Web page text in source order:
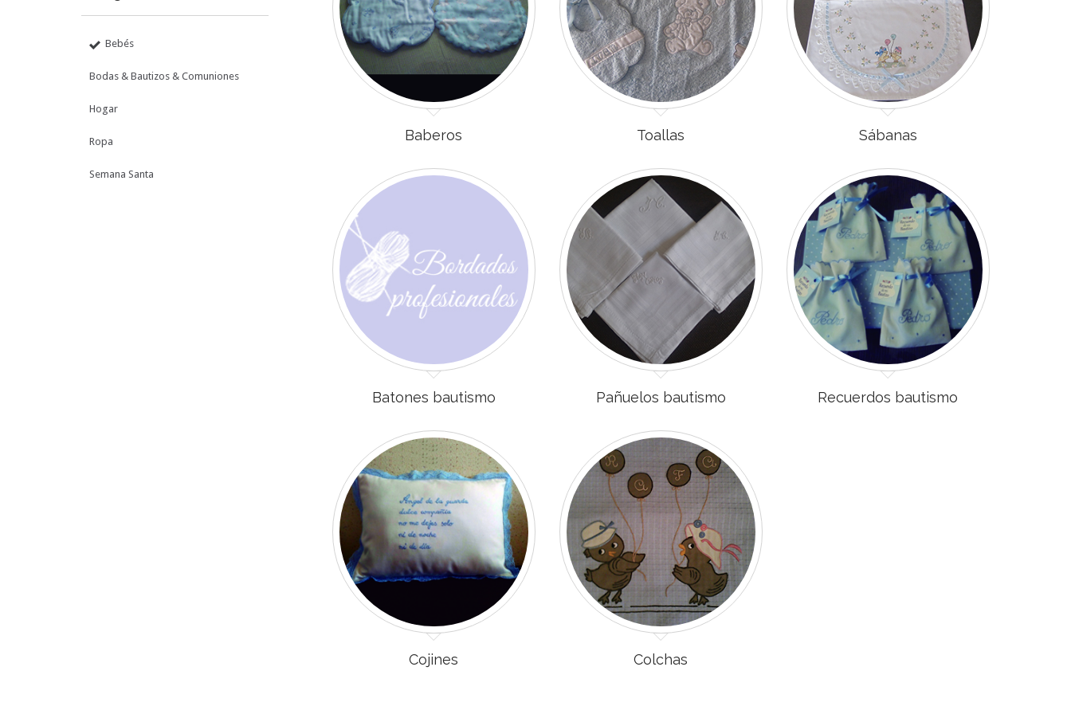
Bebés
Bodas & Bautizos & Comuniones
Hogar
Ropa
Semana Santa
Baberos Toallas Sábanas
Batones bautismo Pañuelos bautismo Recuerdos bautismo
Cojines Colchas